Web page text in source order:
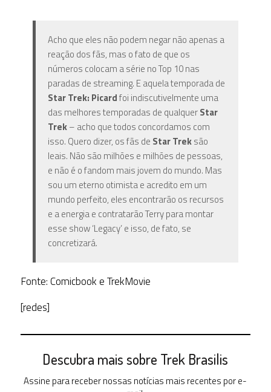
Acho que eles não podem negar não apenas a
reação dos fãs, mas o fato de que os
números colocam a série no Top 10 nas
paradas de streaming. E aquela temporada de
Star Trek: Picardfoi indiscutivelmente uma
das melhores temporadas de qualquerStar
Trek– acho que todos concordamos com
isso. Quero dizer, os fãs de Star Treksão
leais. Não são milhões e milhões de pessoas,
e não é o fandom mais jovem do mundo. Mas
sou um eterno otimista e acredito em um
mundo perfeito, eles encontrarão os recursos
e a energia e contratarão Terry para montar
esse show ‘Legacy’ e isso, de fato, se
concretizará.
Fonte: Comicbook e TrekMovie
[redes]
Descubra mais sobre Trek Brasilis
Assine para receber nossas notícias mais recentes por e-